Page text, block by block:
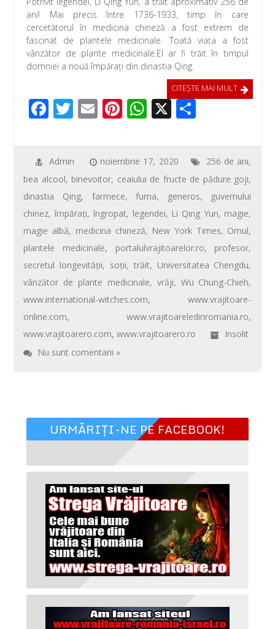
e
b
o
o
tt
er
ail er
e
st
at
s
A
p
ta
je
az
ani! Mai precis între 1736-1933, timp în care
cercetătorul în medicina chineză a fost extrem de
fascinat de plantele medicinale. Toată viaţa a fost
vânzător de plante medicinale.El ar fi trăit în timpul
domniei a nouă împărați din dinastia Qing.
CITEŞTE MAI MULT
F
e
b
o
o
k
T
tt
er
E
ail
Pi
er
e
st
W
at
s
A
p
p
X
ta
je
az
ă
Admin noiembrie 17, 2020 256 de ani,
bea alcool, binevoitor, ceaiului de fructe de pădure goji,
dinastia Qing, farmece,fuma, generos, guvernului
chinez,împărați,îngropat, legendei, Li Qing Yun, magie,
magie albă, medicina chineză, New York Times, Omul,
plantele medicinale, portalulvrajitoarelor.ro, profesor,
secretul longevităţii, soții, trăit, Universitatea Chengdu,
vânzător de plante medicinale, vrăji, Wu Chung-Chieh,
www.international-witches.com,www.vrajitoare-
online.com,www.vrajitoareledinromania.ro,
www.vrajitoarero.com,www.vrajitoarero.ro
Insolit
Nu sunt comentarii »
URMĂRIȚI-NE PE FACEBOOK!